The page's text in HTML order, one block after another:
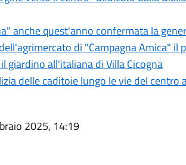
anche quest'anno confermata la
di "Campagna Amica" il
giardino all'italiana di Villa Cicogna
delle caditoie lungo le vie del centro
2025, 14:19